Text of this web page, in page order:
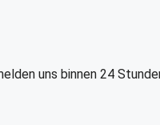
uns binnen 24